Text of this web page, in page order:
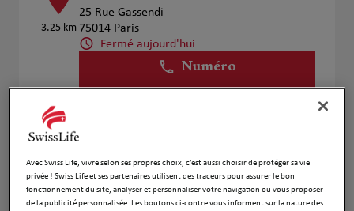
3.25 km
25 Rue Gassendi
75014 Paris
Fermé aujourd'hui
Numéro
4
3.32 km
Antoine MALPEYRE
118 Rue du Vieux Pont de Sèvres
92100 Boulogne Billancourt
Avec Swiss Life, vivre selon ses propres choix, c’est aussi choisir de protéger sa vie
privée ! Swiss Life et ses partenaires utilisent des traceurs pour assurer le bon
fonctionnement du site, analyser et personnaliser votre navigation ou vous proposer
de la publicité personnalisée. Les boutons ci-contre vous informent sur la nature des